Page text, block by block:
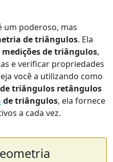
um poderoso, mas
de triângulos. Ela
medições de triângulos,
e verificar propriedades
você a utilizando como
triângulos retângulos
de triângulos, ela fornece
a cada vez.